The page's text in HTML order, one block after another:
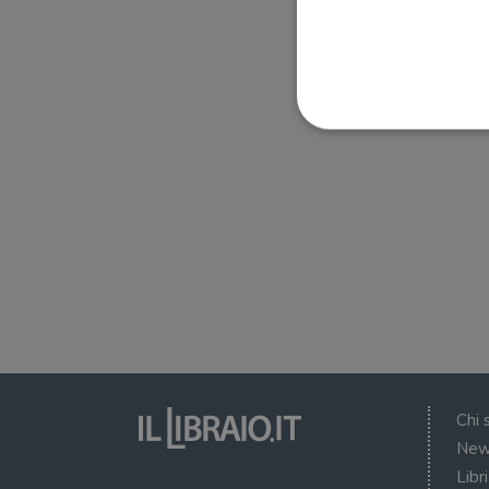
Chi
I cookie strettamente
wordpress_sec_[hash]
CookieScriptConsent